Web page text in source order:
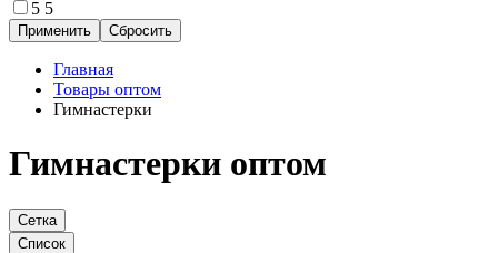
5 5
Главная
Товары оптом
Гимнастерки
Гимнастерки оптом
Сетка
Список